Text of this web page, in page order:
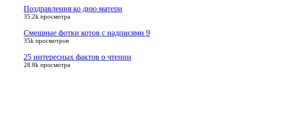
Поздравления ко дню матери
35.2k просмотра
Смешные фотки котов с надписями 9
35k просмотров
25 интересных фактов о чтении
28.8k просмотра